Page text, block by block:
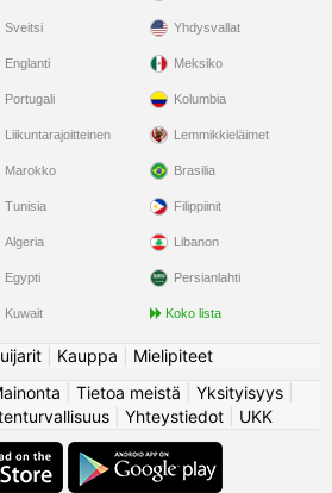
Sveitsi
Englanti
Portugali
Liikuntarajoitteinen
Yhdysvallat
Meksiko
Kolumbia
Lemmikkieläimet
Marokko
Tunisia
Algeria
Egypti
Kuwait
Brasilia
Filippiinit
Libanon
Persianlahti
Koko lista
Kauppa
Mielipiteet
Tietoa meistä Yksityisyys|
Yhteystiedot UKK